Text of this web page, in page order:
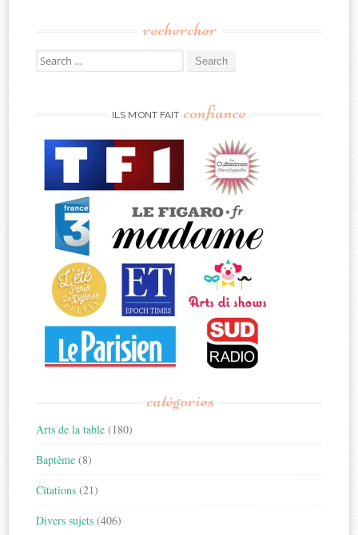
rechercher
Search
for:
ILS M’ONT FAIT confiance
catégories
Arts de la table (180)
Baptême (8)
Citations (21)
Divers sujets (406)